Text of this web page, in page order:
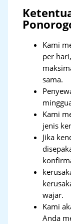
Kami
per
sama.
Kami
jenis
Jika
wajar.
Kami
Anda